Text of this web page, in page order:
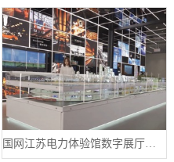
国网江苏电力体验馆数字展厅案例